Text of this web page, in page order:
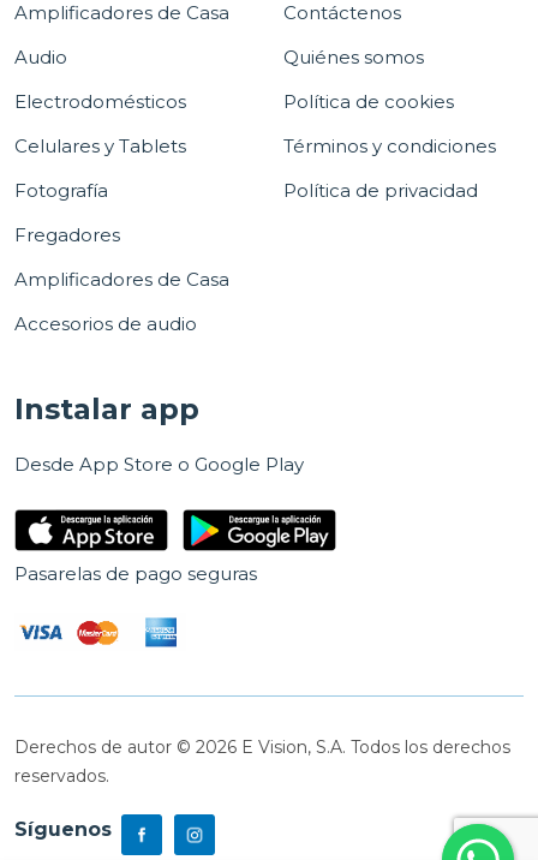
Amplificadores de Casa
Audio
Electrodomésticos
Celulares y Tablets
Fotografía
Fregadores
Amplificadores de Casa
Accesorios de audio
Contáctenos
Quiénes somos
Política de cookies
Términos y condiciones
Política de privacidad
Instalar app
Desde App Store o Google Play
Pasarelas de pago seguras
Derechos de autor © 2026 E Vision, S.A. Todos los derechos
reservados.
Síguenos